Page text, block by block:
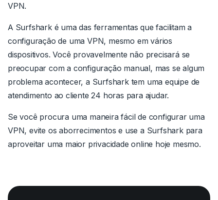
VPN.
A Surfshark é uma das ferramentas que facilitam a
configuração de uma VPN, mesmo em vários
dispositivos. Você provavelmente não precisará se
preocupar com a configuração manual, mas se algum
problema acontecer, a Surfshark tem uma equipe de
atendimento ao cliente 24 horas para ajudar.
Se você procura uma maneira fácil de configurar uma
VPN, evite os aborrecimentos e use a Surfshark para
aproveitar uma maior privacidade online hoje mesmo.